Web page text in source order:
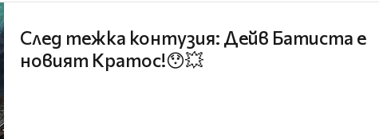
След тежка контузия: Дейв Батиста е
новият Кратос!😯💥